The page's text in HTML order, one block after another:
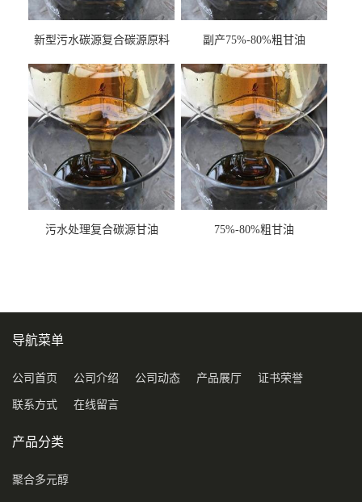
新型污水碳源复合碳源原料
副产75%-80%粗甘油
污水处理复合碳源甘油
75%-80%粗甘油
导航菜单
公司首页 公司介绍 公司动态 产品展厅 证书荣誉
联系方式 在线留言
产品分类
聚合多元醇